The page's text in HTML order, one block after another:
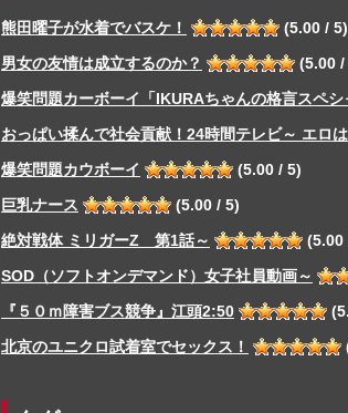
熊田曜子が水着でバスケ！
(5.00 / 5)
男女の友情は成立するのか？
(5.00 /
爆笑問題カーボーイ「IKURAちゃんの格言スペシ
おっぱい揉んで社会貢献！24時間テレビ～ エロ
爆笑問題カウボーイ
(5.00 / 5)
巨乳ナース
(5.00 / 5)
絶対戦体 ミリガーZ 第1話～
(5.00
SOD（ソフトオンデマンド）女子社員動画～
『５０ｍ障害ブス競争』江頭2:50
北京のユニクロ試着室でセックス！